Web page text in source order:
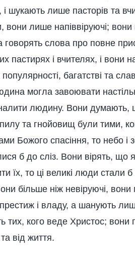
і шукають лише пасторів та
вони лише напіввіруючі; вони
говорять слова про повне
пастирях і вчителях, і вони
багатстві та
могла завоювати
людину. Вони
та гнойовищ були тими,
Божого спасіння, то небо
б до сліз. Вони вірять, що
їх, то ці великі люди стали
більше ніж невіруючі, вони
і владу, а шанують
тих, кого веде Христос; вони
від життя.